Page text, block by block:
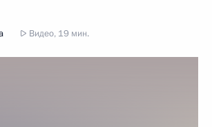
Видео, 19 мин.